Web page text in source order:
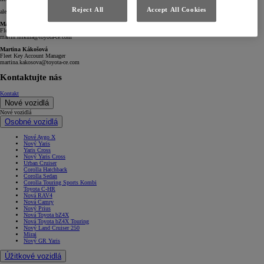
alebo
Martin Mikula
Fleet Manager
martin.mikula@toyota-ce.com
Martina Kákošová
Fleet Key Account Manager
martina.kakosova@toyota-ce.com
Kontaktujte nás
Kontakt
Nové vozidlá
Nové vozidlá
Osobné vozidlá
Nové Aygo X
Nový Yaris
Yaris Cross
Nový Yaris Cross
Urban Cruiser
Corolla Hatchback
Corolla Sedan
Corolla Touring Sports Kombi
Toyota C-HR
Nová RAV4
Nová Camry
Nový Prius
Nová Toyota bZ4X
Nová Toyota bZ4X Touring
Nový Land Cruiser 250
Mirai
Nový GR Yaris
Úžitkové vozidlá
Reject All Accept All Cookies